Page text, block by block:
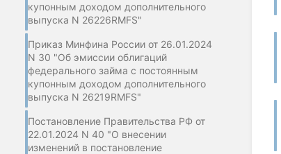
купонным доходом дополнительного
выпуска N 26226RMFS"
Приказ Минфина России от 26.01.2024
N 30 "Об эмиссии облигаций
федерального займа с постоянным
купонным доходом дополнительного
выпуска N 26219RMFS"
Постановление Правительства РФ от
22.01.2024 N 40 "О внесении
изменений в постановление